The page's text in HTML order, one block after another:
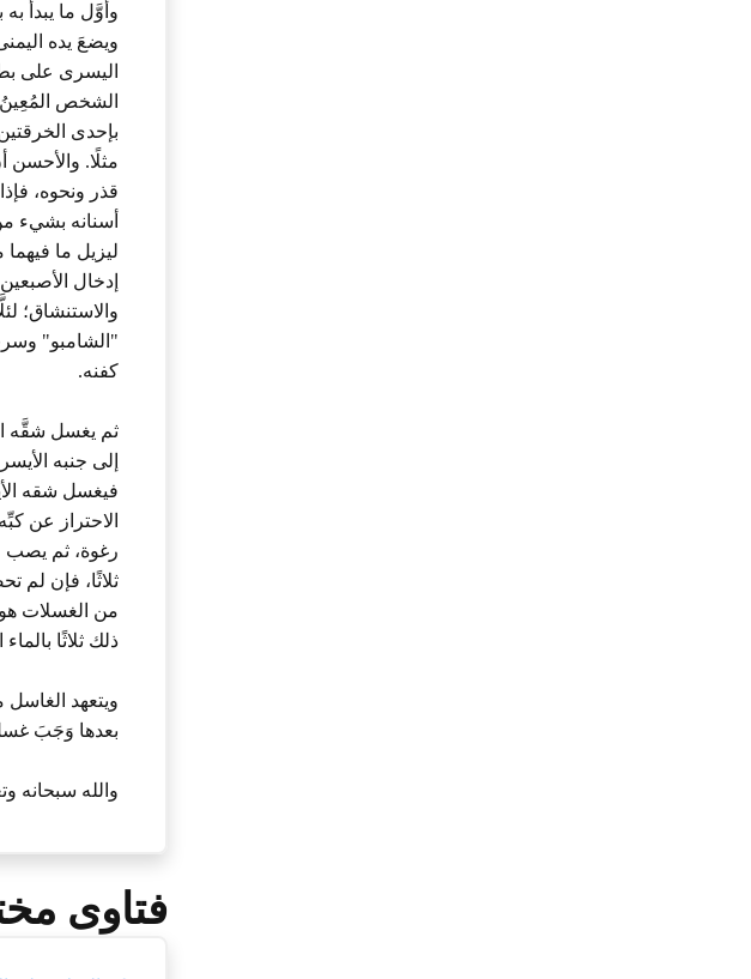
وأوَّل ما يبدأ
ويضعَ يده
اليسرى على
الشخص المُعِينُ
بإحدى
مثلًا. والأحسن
قذر ونحوه،
أسنانه بشيء
ليزيل ما
إدخال
والاستنشاق؛
"الشامبو"
كفنه.
ثم يغسل شقَّه
إلى جنبه
فيغسل شقه
الاحتراز عن
رغوة، ثم يصب
ثلاثًا، فإن
من الغسلات
ذلك ثلاثًا
ويتعهد
بعدها وَجَبَ
والله سبحانه
فتاوى